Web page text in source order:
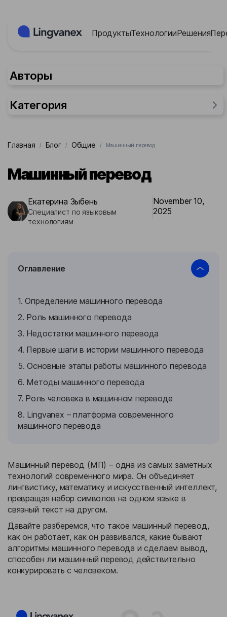
ПродуктыТехнологииРешения
Авторы
Категория
Отрасли промышленности
Для людей
Для государства
Главная / Блог / Общие / Машинный перевод
Машинный перевод
Екатерина Зыбень
Специалист по языковым
технологиям
November 10,
2025
Оглавление
1. Определение машинного перевода
2. Роль машинного перевода
3. Недостатки машинного перевода
4. Первые шаги в истории машинного перевода
5. Основные этапы работы машинного перевода
6. Методы машинного перевода
7. Роль человека в машинном переводе
8. Lingvanex – платформа современного
машинного перевода
Машинный перевод (МП) – одна из самых заметных
технологий современного мира. Он объединяет
лингвистику, математику и искусственный интеллект,
превращая набор символов на одном языке в
связный текст на другом.
Давайте разберемся, что такое машинный перевод,
как он работает, как он развивался, какие бывают
алгоритмы машинного перевода и сделаем вывод,
способен ли машинный перевод действительно
конкурировать с человеком.